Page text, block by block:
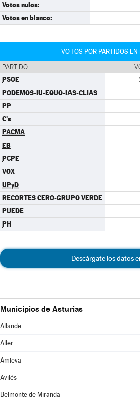
Votos nulos:
Votos en blanco:
VOTOS POR PARTIDOS EN
PARTIDO
PSOE
PODEMOS-IU-EQUO-IAS-CLIAS
PP
C's
PACMA
EB
PCPE
VOX
UPyD
RECORTES CERO-GRUPO VERDE
PUEDE
PH
Descárgate los datos
Municipios de Asturias
Allande
Aller
Amieva
Avilés
Belmonte de Miranda